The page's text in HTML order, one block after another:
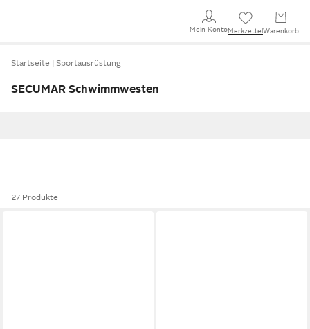
Mein KontoMerkzettel Warenkorb
Startseite Sportausrüstung
SECUMAR Schwimmwesten
27 Produkte